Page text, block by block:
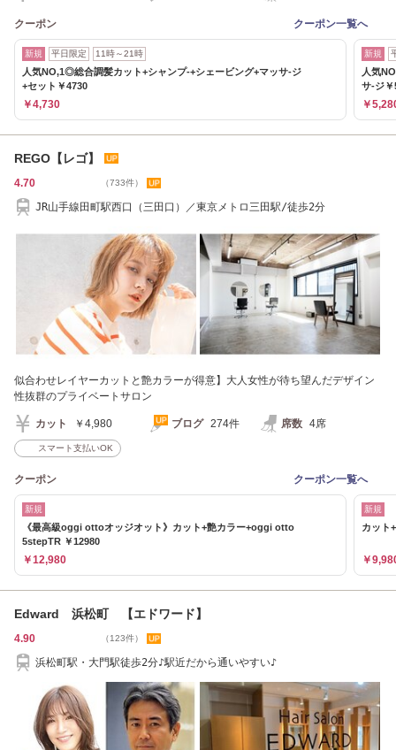
クーポン クーポン一覧へ
新規 平日限定 11時～21時
人気NO,1◎総合調髪カット+シャンプ-+シェービング+マッサ-ジ
+セット￥4730
￥4,730
新規
人気
サ-ジ￥
￥
REGO【レゴ】
4.70 （733件）
JR山手線田町駅西口（三田口）／東京メトロ三田駅/徒歩2分
似合わせレイヤーカットと艶カラーが得意】大人女性が待ち望んだデザイン
性抜群のプライベートサロン
カット ￥4,980 ブログ 274件 席数 4席
スマート支払いOK
クーポン クーポン一覧へ
新規
《最高級oggi ottoオッジオット》カット+艶カラー+oggi otto
5stepTR ￥12980
￥12,980
新規
カット
￥
Edward 浜松町 【エドワード】
4.90 （123件）
浜松町駅・大門駅徒歩2分♪駅近だから通いやすい♪